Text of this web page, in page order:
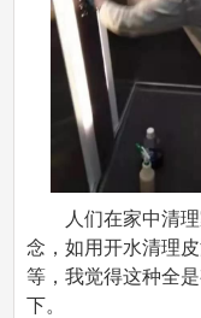
人们在家中清
念，如用开水清理
等，我觉得这种全
下。